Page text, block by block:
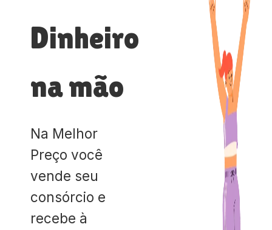
Dinheiro
na mão
Na Melhor
Preço você
vende seu
consórcio e
recebe à